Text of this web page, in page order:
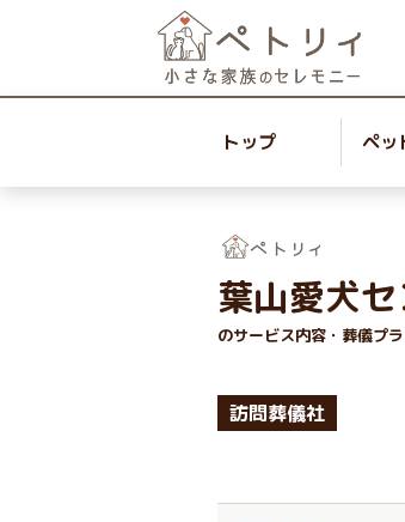
トップ ペッ
葉山愛犬
のサービス内容・葬儀プ
訪問葬儀社